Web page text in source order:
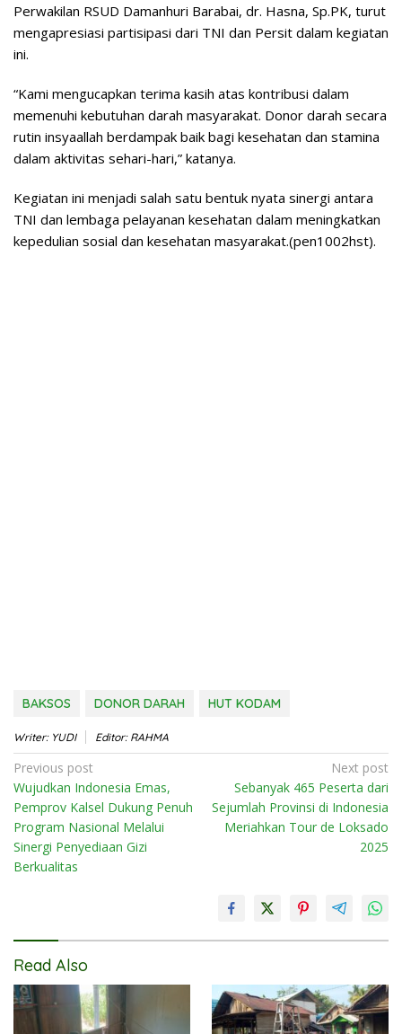
Perwakilan RSUD Damanhuri Barabai, dr. Hasna, Sp.PK, turut
mengapresiasi partisipasi dari TNI dan Persit dalam kegiatan
ini.
“Kami mengucapkan terima kasih atas kontribusi dalam
memenuhi kebutuhan darah masyarakat. Donor darah secara
rutin insyaallah berdampak baik bagi kesehatan dan stamina
dalam aktivitas sehari-hari,” katanya.
Kegiatan ini menjadi salah satu bentuk nyata sinergi antara
TNI dan lembaga pelayanan kesehatan dalam meningkatkan
kepedulian sosial dan kesehatan masyarakat.(pen1002hst).
BAKSOS DONOR DARAH HUT KODAM
Writer: YUDI Editor: RAHMA
Post
navigation
Previous post
Wujudkan Indonesia Emas,
Pemprov Kalsel Dukung Penuh
Program Nasional Melalui
Sinergi Penyediaan Gizi
Berkualitas
Next post
Sebanyak 465 Peserta dari
Sejumlah Provinsi di Indonesia
Meriahkan Tour de Loksado
2025
Read Also